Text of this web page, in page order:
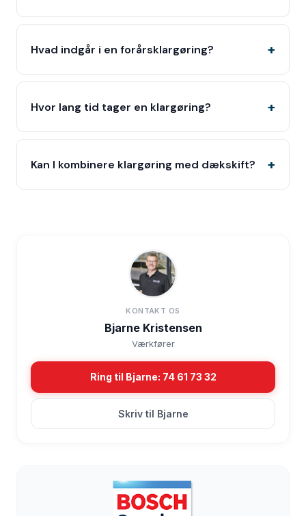
Hvad indgår i en forårsklargøring?
Hvor lang tid tager en klargøring?
Kan I kombinere klargøring med dækskift?
KONTAKT OS
Bjarne Kristensen
Værkfører
Ring til Bjarne: 74 61 73 32
Skriv til Bjarne